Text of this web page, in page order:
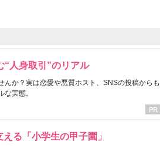
“人身取引”のリアル
んか？実は恋愛や悪質ホスト、SNSの投稿からも
実態。
る「小学生の甲子園」